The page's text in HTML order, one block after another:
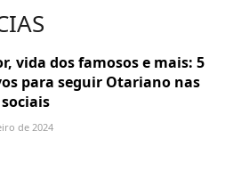
vida dos famosos e mais: 5
para seguir Otariano nas
de 2024